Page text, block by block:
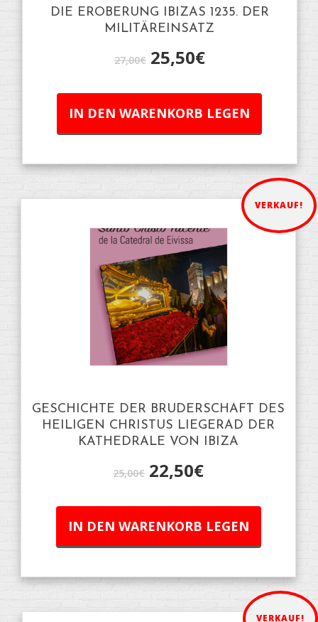
DIE EROBERUNG IBIZAS 1235. DER
MILITÄREINSATZ
27,00€ 25,50€
IN DEN WARENKORB LEGEN
VERKAUF!
GESCHICHTE DER BRUDERSCHAFT DES
HEILIGEN CHRISTUS LIEGERAD DER
KATHEDRALE VON IBIZA
25,00€ 22,50€
IN DEN WARENKORB LEGEN
VERKAUF!